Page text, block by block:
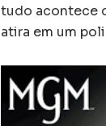
tudo acontece
atira em um